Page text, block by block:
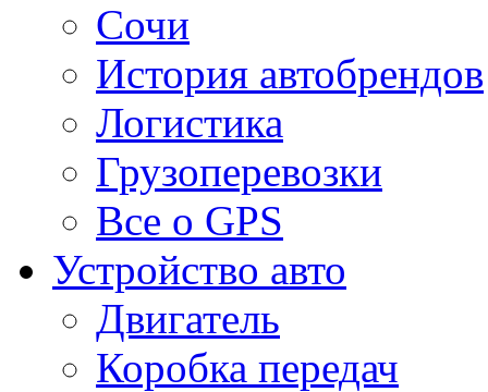
Сочи
История автобрендов
Логистика
Грузоперевозки
Все о GPS
Устройство авто
Двигатель
Коробка передач